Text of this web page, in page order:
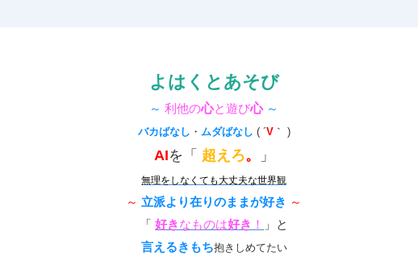
よはく と あそび
～ 利他の心と遊び心～
バカばなし ・ ムダばなし ( ´V｀ )
AIを「 超えろ。 」
無理をしなくても大丈夫な世界観
～ 立派より在りのままが好き ～
「 好きなものは好き ！ 」と
言えるきもち抱きしめてたい